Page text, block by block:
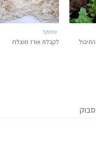
טיפסקל
לקבלת אורז מוצלח